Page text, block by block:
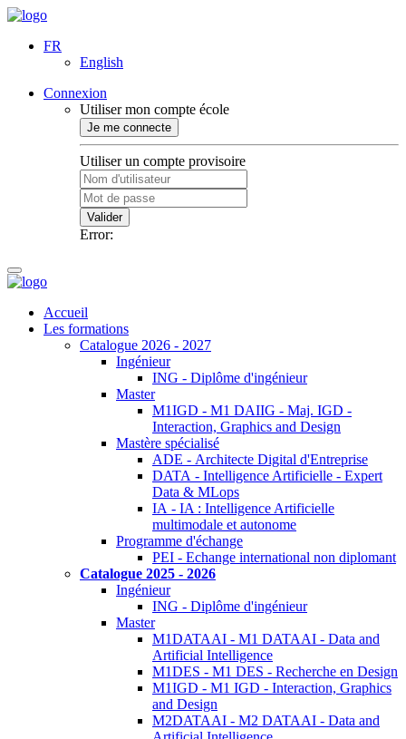
FR
English
Connexion
Utiliser mon compte école
Je me connecte
Utiliser un compte provisoire
Valider
Error:
Accueil
Les formations
Catalogue 2026 - 2027
Ingénieur
ING - Diplôme d'ingénieur
Master
M1IGD - M1 DAIIG - Maj. IGD -
Interaction, Graphics and Design
Mastère spécialisé
ADE - Architecte Digital d'Entreprise
DATA - Intelligence Artificielle - Expert
Data & MLops
IA - IA : Intelligence Artificielle
multimodale et autonome
Programme d'échange
PEI - Echange international non diplomant
Catalogue 2025 - 2026
Ingénieur
ING - Diplôme d'ingénieur
Master
M1DATAAI - M1 DATAAI - Data and
Artificial Intelligence
M1DES - M1 DES - Recherche en Design
M1IGD - M1 IGD - Interaction, Graphics
and Design
M2DATAAI - M2 DATAAI - Data and